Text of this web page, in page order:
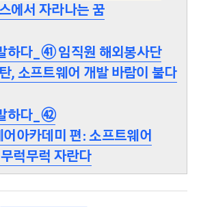
에서 자라나는 꿈
하다_㊶ 임직원 해외봉사단
, 소프트웨어 개발 바람이 불다
하다_㊷
아카데미 편: 소프트웨어
럭무럭 자란다